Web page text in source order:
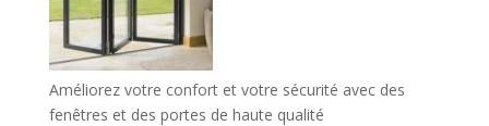
Améliorez votre confort et votre sécurité avec des
fenêtres et des portes de haute qualité